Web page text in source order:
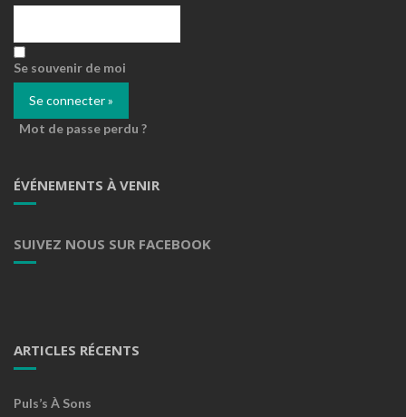
Se souvenir de moi
Mot de passe perdu ?
ÉVÉNEMENTS À VENIR
SUIVEZ NOUS SUR FACEBOOK
ARTICLES RÉCENTS
Puls’s À Sons